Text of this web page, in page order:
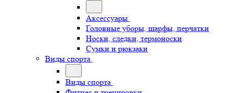
Аксессуары
Головные уборы, шарфы, перчатки
Носки, следки, термоноски
Сумки и рюкзаки
Виды спорта
Виды спорта